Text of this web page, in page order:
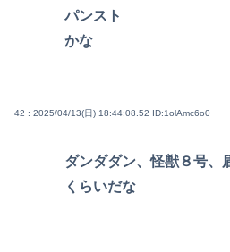
パンスト
かな
42 : 2025/04/13(日) 18:44:08.52 ID:1olAmc6o0
ダンダダン、怪獣８号、
くらいだな